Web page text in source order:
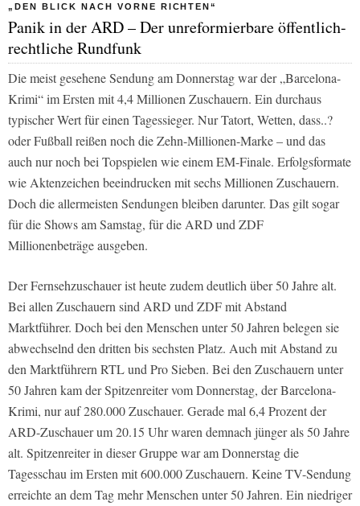
„DEN BLICK NACH VORNE RICHTEN“
Panik in der ARD – Der unreformierbare öffentlich-
rechtliche Rundfunk
Die meist gesehene Sendung am Donnerstag war der „Barcelona-
Krimi“ im Ersten mit 4,4 Millionen Zuschauern. Ein durchaus
typischer Wert für einen Tagessieger. Nur Tatort, Wetten, dass..?
oder Fußball reißen noch die Zehn-Millionen-Marke – und das
auch nur noch bei Topspielen wie einem EM-Finale. Erfolgsformate
wie Aktenzeichen beeindrucken mit sechs Millionen Zuschauern.
Doch die allermeisten Sendungen bleiben darunter. Das gilt sogar
für die Shows am Samstag, für die ARD und ZDF
Millionenbeträge ausgeben.
Der Fernsehzuschauer ist heute zudem deutlich über 50 Jahre alt.
Bei allen Zuschauern sind ARD und ZDF mit Abstand
Marktführer. Doch bei den Menschen unter 50 Jahren belegen sie
abwechselnd den dritten bis sechsten Platz. Auch mit Abstand zu
den Marktführern RTL und Pro Sieben. Bei den Zuschauern unter
50 Jahren kam der Spitzenreiter vom Donnerstag, der Barcelona-
Krimi, nur auf 280.000 Zuschauer. Gerade mal 6,4 Prozent der
ARD-Zuschauer um 20.15 Uhr waren demnach jünger als 50 Jahre
alt. Spitzenreiter in dieser Gruppe war am Donnerstag die
Tagesschau im Ersten mit 600.000 Zuschauern. Keine TV-Sendung
erreichte an dem Tag mehr Menschen unter 50 Jahren. Ein niedriger